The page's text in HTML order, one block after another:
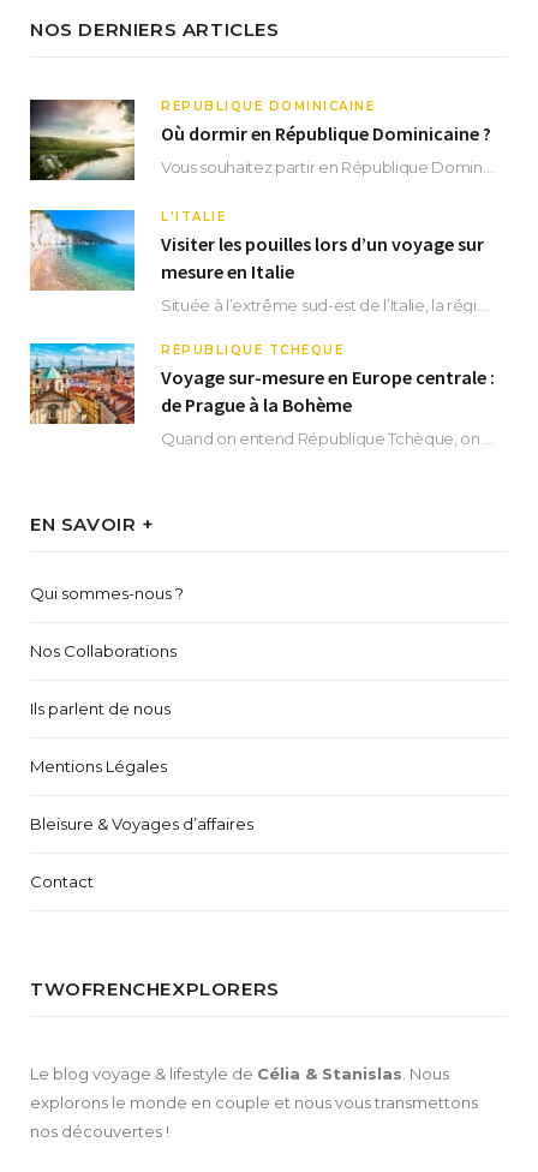
NOS DERNIERS ARTICLES
RÉPUBLIQUE DOMINICAINE
Où dormir en République Dominicaine ?
L'ITALIE
Visiter les pouilles lors d’un voyage sur
mesure en Italie
RÉPUBLIQUE TCHÈQUE
Voyage sur-mesure en Europe centrale :
de Prague à la Bohème
EN SAVOIR +
Qui sommes-nous ?
Nos Collaborations
Ils parlent de nous
Mentions Légales
Bleisure & Voyages d’affaires
Contact
TWOFRENCHEXPLORERS
Le blog voyage & lifestyle de Célia & Stanislas . Nous
explorons le monde en couple et nous vous transmettons
nos découvertes !